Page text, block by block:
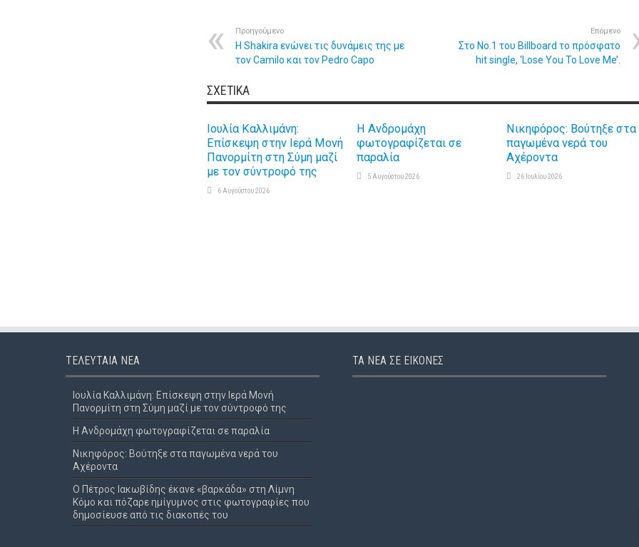
Προηγούμενο
Η Shakira ενώνει τις δυνάμεις της με
τον Camilo και τον Pedro Capo
Επόμενο
Στο Νο.1 του Billboard το πρόσφατο
hit single, ‘Lose You To Love Me’.
ΣΧΕΤΙΚΆ
Ιουλία Καλλιμάνη:
Επίσκεψη στην Ιερά Μονή
Πανορμίτη στη Σύμη μαζί
με τον σύντροφό της
6 Αυγούστου 2026
Η Ανδρομάχη
φωτογραφίζεται σε
παραλία
5 Αυγούστου 2026
Νικηφόρος: Βούτηξε στα
παγωμένα νερά του
Αχέροντα
26 Ιουλίου 2026
ΤΕΛΕΥΤΑΊΑ ΝΈΑ
Ιουλία Καλλιμάνη: Επίσκεψη στην Ιερά Μονή
Πανορμίτη στη Σύμη μαζί με τον σύντροφό της
Η Ανδρομάχη φωτογραφίζεται σε παραλία
Νικηφόρος: Βούτηξε στα παγωμένα νερά του
Αχέροντα
Ο Πέτρος Ιακωβίδης έκανε «βαρκάδα» στη Λίμνη
Κόμο και πόζαρε ημίγυμνος στις φωτογραφίες που
δημοσίευσε από τις διακοπές του
ΤΑ ΝΈΑ ΣΕ ΕΙΚΌΝΕΣ